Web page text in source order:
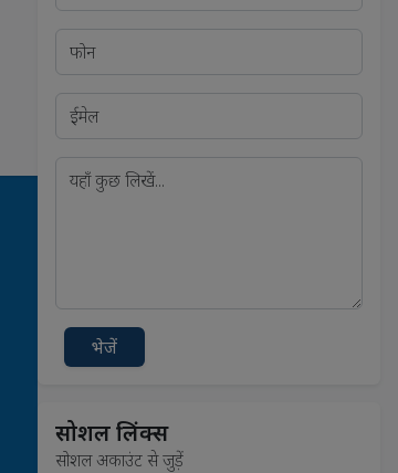
भेजें
सोशल लिंक्स
सोशल अकाउंट से जुड़ें